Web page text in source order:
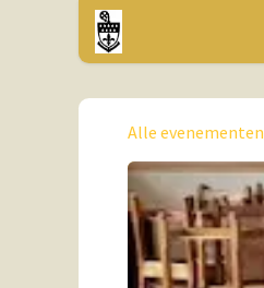
Overslaan naar inhoud
Alle evenementen